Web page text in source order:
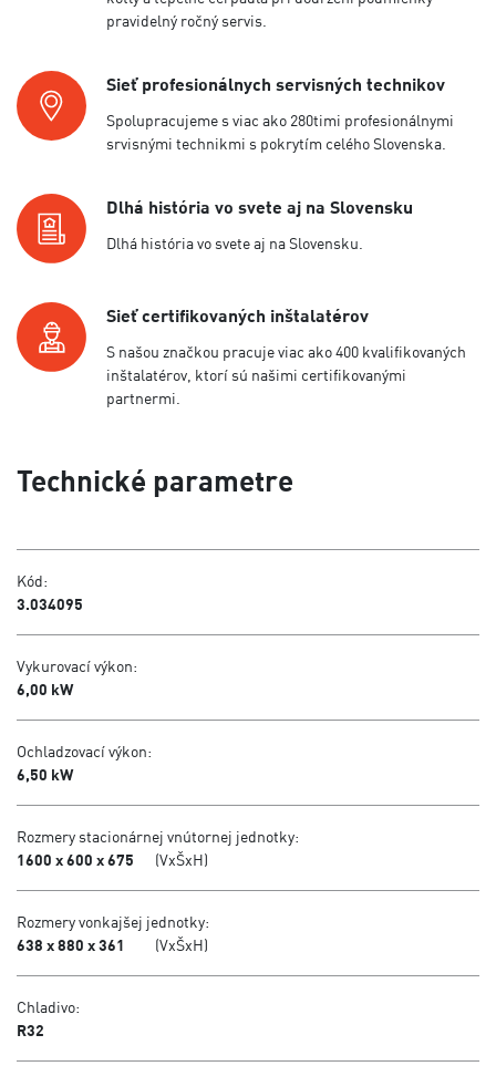
pravidelný ročný servis.
Sieť profesionálnych servisných technikov
Spolupracujeme s viac ako 280timi profesionálnymi
srvisnými technikmi s pokrytím celého Slovenska.
Dlhá história vo svete aj na Slovensku
Dlhá história vo svete aj na Slovensku.
Sieť certifikovaných inštalatérov
S našou značkou pracuje viac ako 400 kvalifikovaných
inštalatérov, ktorí sú našimi certifikovanými
partnermi.
Technické parametre
Kód:
3.034095
Vykurovací výkon:
6,00 kW
Ochladzovací výkon:
6,50 kW
Rozmery stacionárnej vnútornej jednotky:
1600 x 600 x 675
(VxŠxH)
Rozmery vonkajšej jednotky:
638 x 880 x 361
(VxŠxH)
Chladivo:
R32